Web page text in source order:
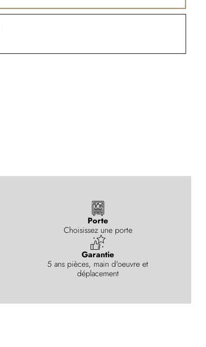
Porte
Choisissez une porte
Garantie
5 ans pièces, main d'oeuvre et
déplacement